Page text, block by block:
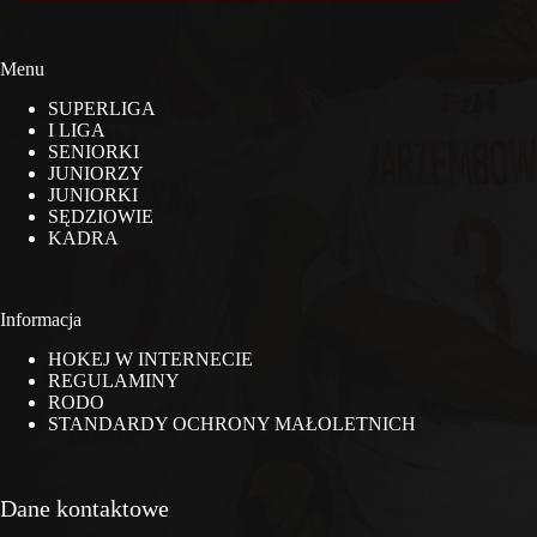
Menu
SUPERLIGA
I LIGA
SENIORKI
JUNIORZY
JUNIORKI
SĘDZIOWIE
KADRA
Informacja
HOKEJ W INTERNECIE
REGULAMINY
RODO
STANDARDY OCHRONY MAŁOLETNICH
Dane kontaktowe